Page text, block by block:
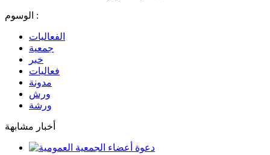
الوسوم :
الفعاليات
جمعية
خبر
فعاليات
مدونة
ورش
ورشة
أخبار مشابهة